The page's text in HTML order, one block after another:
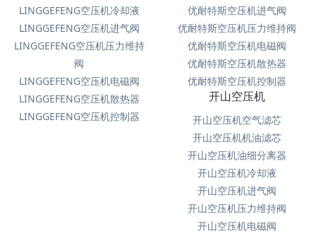
LINGGEFENG空压机冷却液
LINGGEFENG空压机进气阀
LINGGEFENG空压机压力维持
阀
LINGGEFENG空压机电磁阀
LINGGEFENG空压机散热器
LINGGEFENG空压机控制器
优耐特斯空压机进气阀
优耐特斯空压机压力维持阀
优耐特斯空压机电磁阀
优耐特斯空压机散热器
优耐特斯空压机控制器
开山空压机
开山空压机空气滤芯
开山空压机机油滤芯
开山空压机油细分离器
开山空压机冷却液
开山空压机进气阀
开山空压机压力维持阀
开山空压机电磁阀